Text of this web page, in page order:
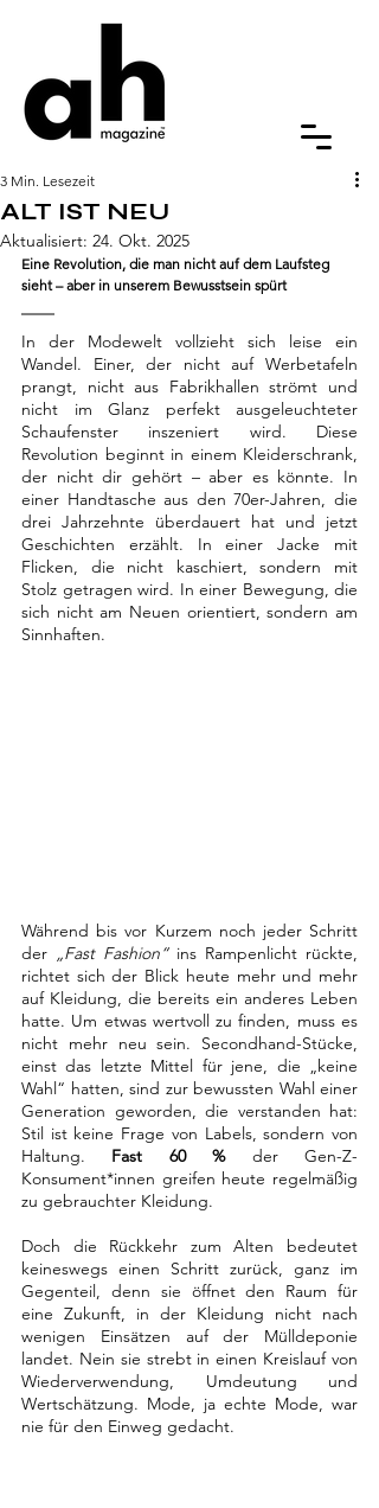
ALT IST NEU
3 Min. Lesezeit
Aktualisiert: 24. Okt. 2025
Eine Revolution, die man nicht auf dem Laufsteg
sieht – aber in unserem Bewusstsein spürt
In der Modewelt vollzieht sich leise ein
Wandel. Einer, der nicht auf Werbetafeln
prangt, nicht aus Fabrikhallen strömt und
nicht im Glanz perfekt ausgeleuchteter
Schaufenster inszeniert wird. Diese
Revolution beginnt in einem Kleiderschrank,
der nicht dir gehört – aber es könnte. In
einer Handtasche aus den 70er-Jahren, die
drei Jahrzehnte überdauert hat und jetzt
Geschichten erzählt. In einer Jacke mit
Flicken, die nicht kaschiert, sondern mit
Stolz getragen wird. In einer Bewegung, die
sich nicht am Neuen orientiert, sondern am
Sinnhaften.
Während bis vor Kurzem noch jeder Schritt
der „Fast Fashion“ ins Rampenlicht rückte,
richtet sich der Blick heute mehr und mehr
auf Kleidung, die bereits ein anderes Leben
hatte. Um etwas wertvoll zu finden, muss es
nicht mehr neu sein. Secondhand-Stücke,
einst das letzte Mittel für jene, die „keine
Wahl“ hatten, sind zur bewussten Wahl einer
Generation geworden, die verstanden hat:
Stil ist keine Frage von Labels, sondern von
Haltung. Fast 60 % der Gen-Z-
Konsument*innen greifen heute regelmäßig
zu gebrauchter Kleidung.
Doch die Rückkehr zum Alten bedeutet
keineswegs einen Schritt zurück, ganz im
Gegenteil, denn sie öffnet den Raum für
eine Zukunft, in der Kleidung nicht nach
wenigen Einsätzen auf der Mülldeponie
landet. Nein sie strebt in einen Kreislauf von
Wiederverwendung, Umdeutung und
Wertschätzung. Mode, ja echte Mode, war
nie für den Einweg gedacht.